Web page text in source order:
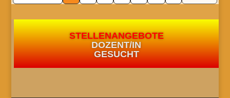
STELLENANGEBOTE
DOZENT/IN
GESUCHT